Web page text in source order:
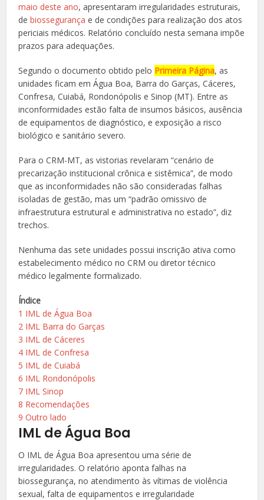
maio deste ano, apresentaram irregularidades estruturais,
debiossegurança e de condições para realização dos atos
periciais médicos. Relatório concluído nesta semana impõe
prazos para adequações.
Segundo o documento obtido pelo Primeira Página, as
unidades ficam em Água Boa, Barra do Garças, Cáceres,
Confresa, Cuiabá, Rondonópolis e Sinop (MT). Entre as
inconformidades estão falta de insumos básicos, ausência
de equipamentos de diagnóstico, e exposição a risco
biológico e sanitário severo.
Para o CRM-MT, as vistorias revelaram “cenário de
precarização institucional crônica e sistêmica”, de modo
que as inconformidades não são consideradas falhas
isoladas de gestão, mas um “padrão omissivo de
infraestrutura estrutural e administrativa no estado”, diz
trechos.
Nenhuma das sete unidades possui inscrição ativa como
estabelecimento médico no CRM ou diretor técnico
médico legalmente formalizado.
Índice
1 IML de Água Boa
2 IML Barra do Garças
3 IML de Cáceres
4 IML de Confresa
5 IML de Cuiabá
6 IML Rondonópolis
7 IML Sinop
8 Recomendações
9 Outro lado
IML de Água Boa
O IML de Água Boa apresentou uma série de
irregularidades. O relatório aponta falhas na
biossegurança, no atendimento às vítimas de violência
sexual, falta de equipamentos e irregularidade